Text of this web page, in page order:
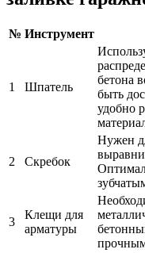
№ Инструмент
1 Шпатель
бетона
быть
удобно
2 Скребок
Нужен
3
Клещи для
арматуры